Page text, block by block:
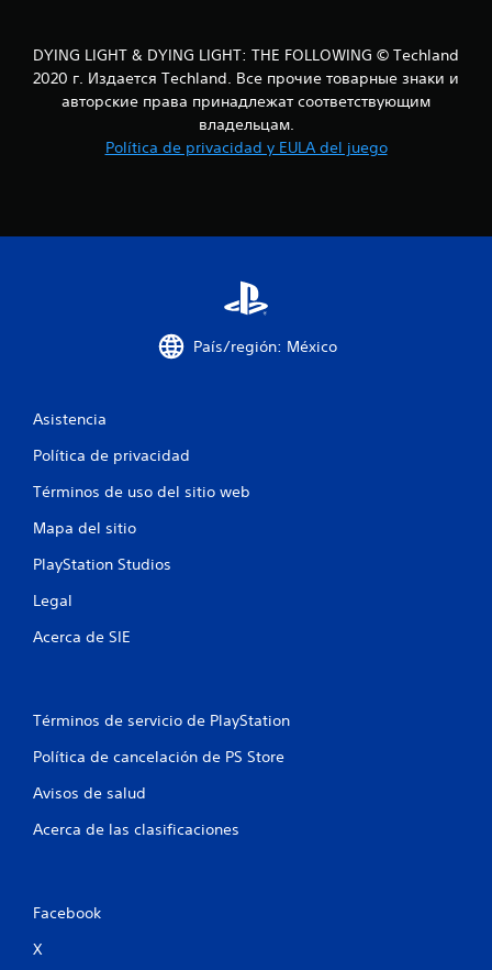
o
n
DYING LIGHT & DYING LIGHT: THE FOLLOWING © Techland
2020 г. Издается Techland. Все прочие товарные знаки и
авторские права принадлежат соответствующим
владельцам.
Política de privacidad y EULA del juego
País/región: México
Asistencia
Política de privacidad
Términos de uso del sitio web
Mapa del sitio
PlayStation Studios
Legal
Acerca de SIE
Términos de servicio de PlayStation
Política de cancelación de PS Store
Avisos de salud
Acerca de las clasificaciones
Facebook
X